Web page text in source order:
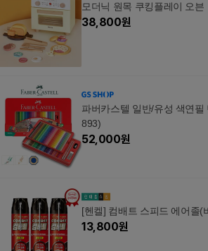
모더닉 원목 쿠킹플레이 오븐
38,800원
파버카스텔 일반/유성 색연
893)
52,000원
[헨켈] 컴배트 스피드 에어졸(
13,800원